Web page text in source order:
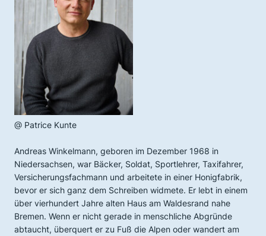
@ Patrice Kunte
Andreas Winkelmann, geboren im Dezember 1968 in
Niedersachsen, war Bäcker, Soldat, Sportlehrer, Taxifahrer,
Versicherungsfachmann und arbeitete in einer Honigfabrik,
bevor er sich ganz dem Schreiben widmete. Er lebt in einem
über vierhundert Jahre alten Haus am Waldesrand nahe
Bremen. Wenn er nicht gerade in menschliche Abgründe
abtaucht, überquert er zu Fuß die Alpen oder wandert am